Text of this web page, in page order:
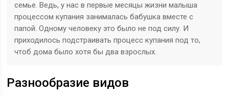
семье. Ведь, у нас в первые месяцы жизни малыша
процессом купания занималась бабушка вместе с
папой. Одному человеку это было не под силу. И
приходилось подстраивать процесс купания под то,
чтоб дома было хотя бы два взрослых.
Разнообразие видов